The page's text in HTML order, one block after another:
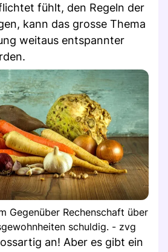
fühlt, den Regeln der
kann das grosse Thema
weitaus entspannter
Gegenüber Rechenschaft über
schuldig. - zvg
an! Aber es gibt ein